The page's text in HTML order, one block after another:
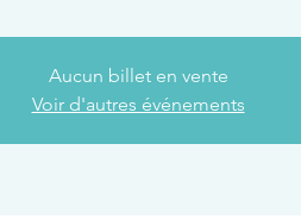
Aucun billet en vente
Voir d'autres événements